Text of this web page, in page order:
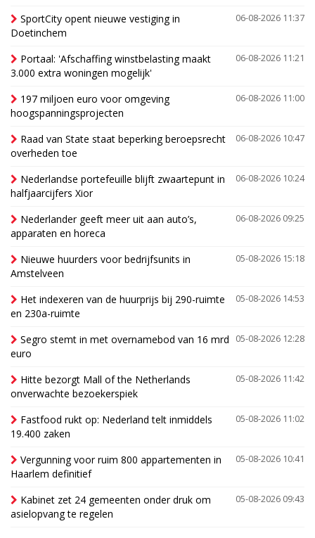
06-08-2026 11:37
SportCity opent nieuwe vestiging in
Doetinchem
06-08-2026 11:21
Portaal: 'Afschaffing winstbelasting maakt
3.000 extra woningen mogelijk'
06-08-2026 11:00
197 miljoen euro voor omgeving
hoogspanningsprojecten
06-08-2026 10:47
Raad van State staat beperking beroepsrecht
overheden toe
06-08-2026 10:24
Nederlandse portefeuille blijft zwaartepunt in
halfjaarcijfers Xior
06-08-2026 09:25
Nederlander geeft meer uit aan auto’s,
apparaten en horeca
05-08-2026 15:18
Nieuwe huurders voor bedrijfsunits in
Amstelveen
05-08-2026 14:53
Het indexeren van de huurprijs bij 290-ruimte
en 230a-ruimte
05-08-2026 12:28
Segro stemt in met overnamebod van 16 mrd
euro
05-08-2026 11:42
Hitte bezorgt Mall of the Netherlands
onverwachte bezoekerspiek
05-08-2026 11:02
Fastfood rukt op: Nederland telt inmiddels
19.400 zaken
05-08-2026 10:41
Vergunning voor ruim 800 appartementen in
Haarlem definitief
05-08-2026 09:43
Kabinet zet 24 gemeenten onder druk om
asielopvang te regelen